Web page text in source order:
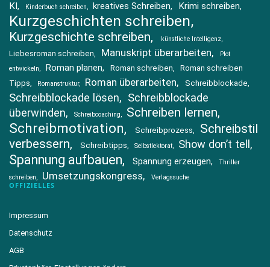
KI Kinderbuch schreiben kreatives Schreiben Krimi schreiben
Kurzgeschichten schreiben
Kurzgeschichte schreiben künstliche Intelligenz
Liebesroman schreiben Manuskript überarbeiten
Plot
entwickeln
Roman planen Roman schreiben
Roman schreiben
Tipps
Romanstruktur Roman überarbeiten Schreibblockade
Schreibblockade lösen
Schreibblockade
überwinden
Schreibcoaching Schreiben lernen
Schreibmotivation Schreibprozess
Schreibstil
verbessern
Schreibtipps Selbstlektorat Show don’t tell
Spannung aufbauen Spannung erzeugen
Thriller
schreiben
Umsetzungskongress Verlagssuche
OFFIZIELLES
Impressum
Datenschutz
AGB